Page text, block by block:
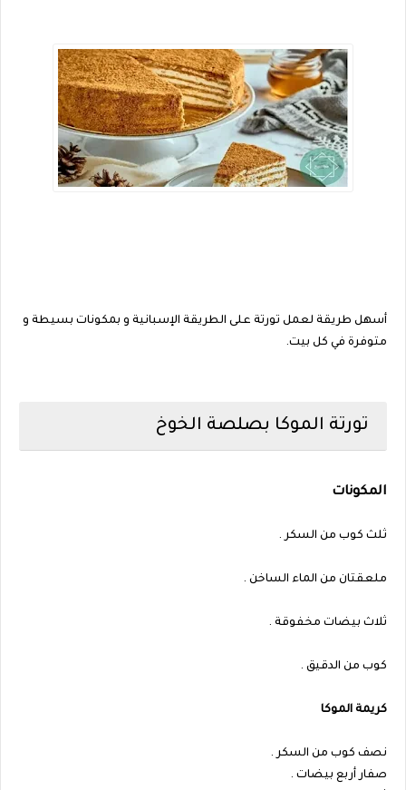
أسهل طريقة لعمل تورتة على الطريقة الإسبانية و بمكونات بسيطة و
متوفرة في كل بيت.
تورتة الموكا بصلصة الخوخ
المكونات
ثلث كوب من السكر .
ملعقتان من الماء الساخن .
ثلاث بيضات مخفوقة .
كوب من الدقيق .
كريمة الموكا
نصف كوب من السكر .
صفار أربع بيضات .